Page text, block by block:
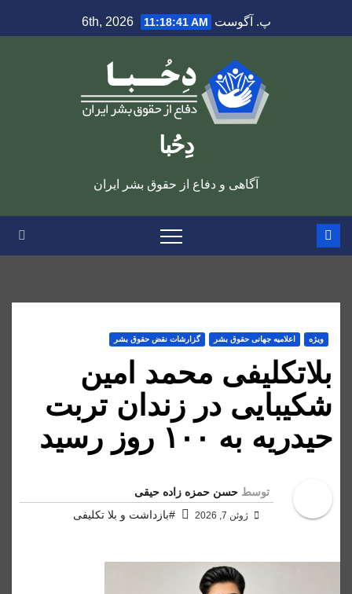
to
پ. آگوست 6th, 2026 11:18:41 AM
دِحُبا
آگاهی و دفاع از حقوق بشر ایران
ویژه اعلاميه جهانی حقوق بشر گزارشات نقض حقوق بشر
بلاتکلیفی محمد امین
شکیبایی در زندان تربت
حیدریه به ۱۰۰ روز رسید
توسط حسن حمزه زاده حیقی
ژوئن 7, 2026 #بازداشت و بلا تکلیفی